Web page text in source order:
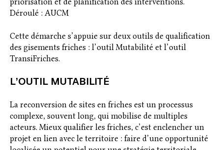
Déroulé : AUCM
Cette démarche s’appuie sur deux outils de qualification
des gisements friches : l’outil Mutabilité et l’outil
TransiFriches.
L’OUTIL MUTABILITÉ
La reconversion de sites en friches est un processus
complexe, souvent long, qui mobilise de multiples
acteurs. Mieux qualifier les friches, c’est enclencher un
projet en lien avec le territoire : faire d’une opportunité